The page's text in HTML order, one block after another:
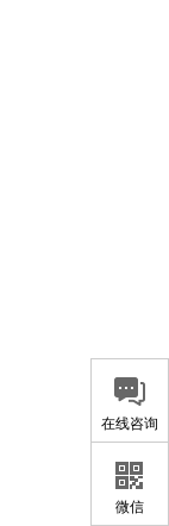
在线咨询
微信